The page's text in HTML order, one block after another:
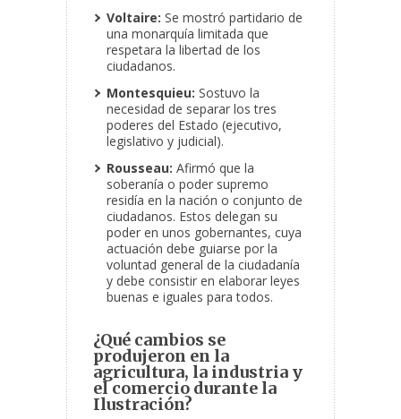
Voltaire: Se mostró partidario de
una monarquía limitada que
respetara la libertad de los
ciudadanos.
Montesquieu: Sostuvo la
necesidad de separar los tres
poderes del Estado (ejecutivo,
legislativo y judicial).
Rousseau: Afirmó que la
soberanía o poder supremo
residía en la nación o conjunto de
ciudadanos. Estos delegan su
poder en unos gobernantes, cuya
actuación debe guiarse por la
voluntad general de la ciudadanía
y debe consistir en elaborar leyes
buenas e iguales para todos.
¿Qué cambios se
produjeron en la
agricultura, la industria y
el comercio durante la
Ilustración?